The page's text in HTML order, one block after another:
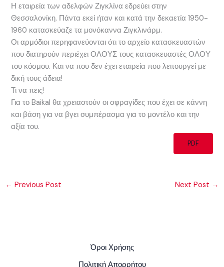
Η εταιρεία των αδελφών Ζιγκλίνα εδρεύει στην
Θεσσαλονίκη. Πάντα εκεί ήταν και κατά την δεκαετία 1950-
1960 κατασκεύαζε τα μονόκαννα Ζιγκλινάρμ.
Οι αρμόδιοι περηφανεύονται ότι το αρχείο κατασκευαστών
που διατηρούν περιέχει ΟΛΟΥΣ τους κατασκευαστές ΟΛΟΥ
του κόσμου. Και να που δεν έχει εταιρεία που λειτουργεί με
δική τους άδεια!
Τι να πεις!
Για το Baikal θα χρειαστούν οι σφραγίδες που έχει σε κάννη
και βάση για να βγει συμπέρασμα για το μοντέλο και την
αξία του.
PDF
← Previous Post Next Post →
Όροι Χρήσης
Πολιτική Απορρήτου